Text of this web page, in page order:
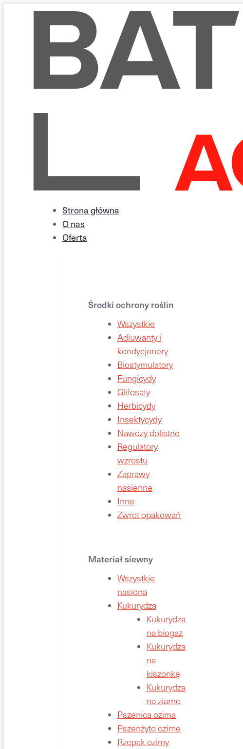
Strona główna
O nas
Oferta
Środki ochrony roślin
Wszystkie
Adiuwanty i
kondycjonery
Biostymulatory
Fungicydy
Glifosaty
Herbicydy
Insektycydy
Nawozy dolistne
Regulatory
wzrostu
Zaprawy
nasienne
Inne
Zwrot opakowań
Materiał siewny
Wszystkie
nasiona
Kukurydza
Kukurydza
na biogaz
Kukurydza
na
kiszonkę
Kukurydza
na ziarno
Pszenica ozima
Pszenżyto ozime
Rzepak ozimy